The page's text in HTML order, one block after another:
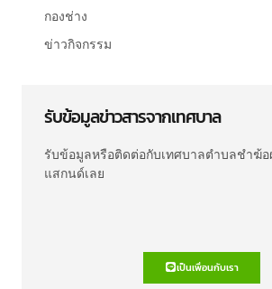
กองช่าง
ข่าวกิจกรรม
รับข้อมูลข่าวสารจากเทศบาล
รับข้อมูลหรือติดต่อกับเทศบาลตำบลชำฆ้
แสกนด์เลย
เป็นเพื่อนกับเรา